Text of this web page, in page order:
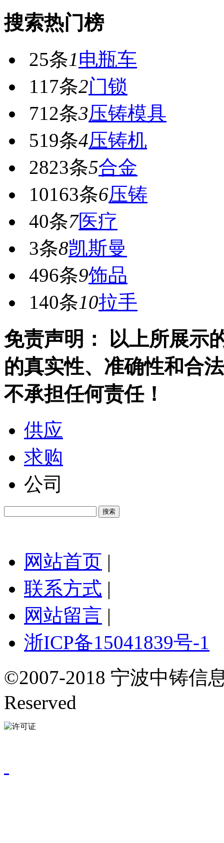
搜索热门榜
25条1电瓶车
117条2门锁
712条3压铸模具
519条4压铸机
2823条5合金
10163条6压铸
40条7医疗
3条8凯斯曼
496条9饰品
140条10拉手
免责声明： 以上所展示
的真实性、准确性和合
不承担任何责任！
供应
求购
公司
网站首页 |
联系方式 |
网站留言 |
浙ICP备15041839号-1
©2007-2018 宁波中铸信
Reserved